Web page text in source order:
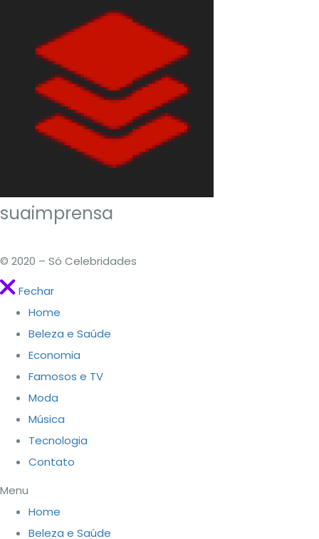
suaimprensa
© 2020 – Só Celebridades
Fechar
Home
Beleza e Saúde
Economia
Famosos e TV
Moda
Música
Tecnologia
Contato
Menu
Home
Beleza e Saúde